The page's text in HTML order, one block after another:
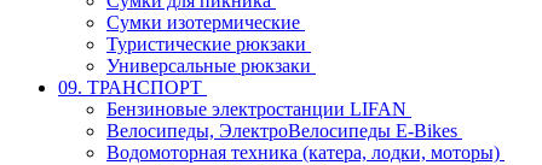
Сумки изотермические
Туристические рюкзаки
Универсальные рюкзаки
09. ТРАНСПОРТ
Бензиновые электростанции LIFAN
Велосипеды, ЭлектроВелосипеды E-Bikes
Водомоторная техника (катера, лодки, моторы)